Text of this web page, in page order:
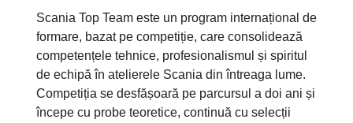
Scania Top Team este un program internațional de
formare, bazat pe competiție, care consolidează
competențele tehnice, profesionalismul și spiritul
de echipă în atelierele Scania din întreaga lume.
Competiția se desfășoară pe parcursul a doi ani și
începe cu probe teoretice, continuă cu selecții